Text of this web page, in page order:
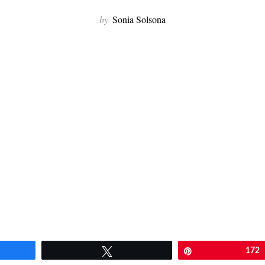
by Sonia Solsona
172